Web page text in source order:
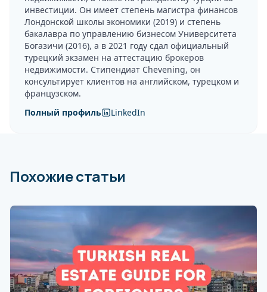
инвестиции. Он имеет степень магистра финансов
Лондонской школы экономики (2019) и степень
бакалавра по управлению бизнесом Университета
Богазичи (2016), а в 2021 году сдал официальный
турецкий экзамен на аттестацию брокеров
недвижимости. Стипендиат Chevening, он
консультирует клиентов на английском, турецком и
французском.
Полный профиль
LinkedIn
Похожие статьи